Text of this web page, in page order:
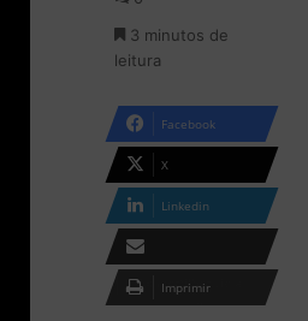
n
X
e
-
i
l
3 minutos de
leitura
Facebook
X
Linkedin
Compartilhar via e-
mail
Imprimir